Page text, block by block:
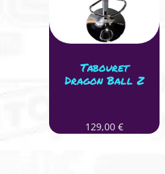
Tabouret
Dragon Ball Z
129,00 €